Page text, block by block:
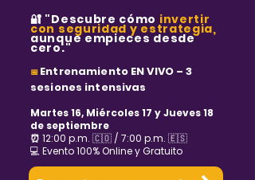
🔐 "Descubre cómo invertir
con seguridad y estrategia,
aunque empieces desde
cero."
📅 Entrenamiento EN VIVO – 3
sesiones intensivas
Martes 16, Miércoles 17 y Jueves 18
de septiembre
⏰ 12:00 p.m. 🇨🇴 / 7:00 p.m. 🇪🇸
💻 Evento 100% Online y Gratuito